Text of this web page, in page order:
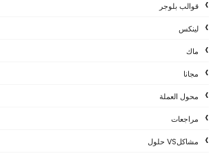
قوالب بلوجر
لينكس
ماك
مجانا
محول العملة
مراجعات
مشاكلVS حلول